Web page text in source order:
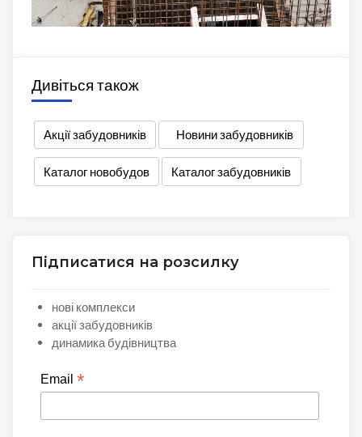
Дивіться також
Акції забудовників Новини забудовників
Каталог новобудов Каталог забудовників
Підписатися на розсилку
нові комплекси
акції забудовників
динамика будівництва
Email *